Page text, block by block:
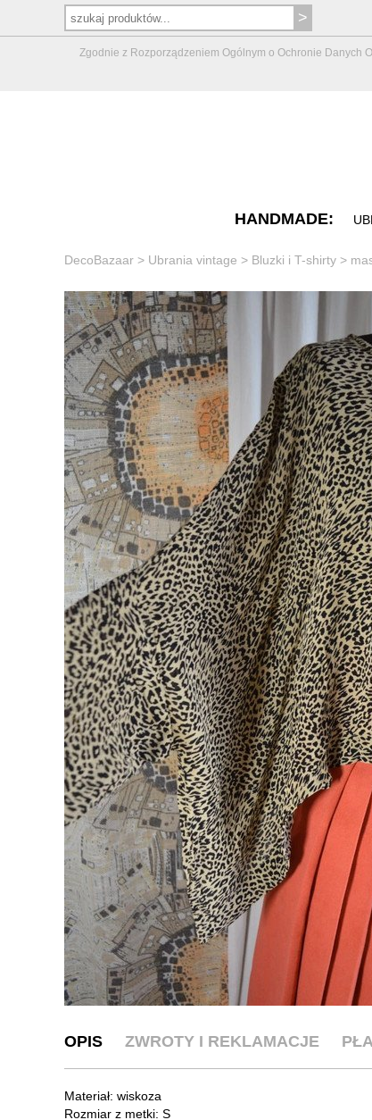
Zgodnie z Rozporządzeniem Ogólnym o Ochronie Danych
HANDMADE:
DecoBazaar > Ubrania vintage > Bluzki i T-shirty >
OPIS ZWROTY I REKLAMACJE
Materiał: wiskoza
Rozmiar z metki: S